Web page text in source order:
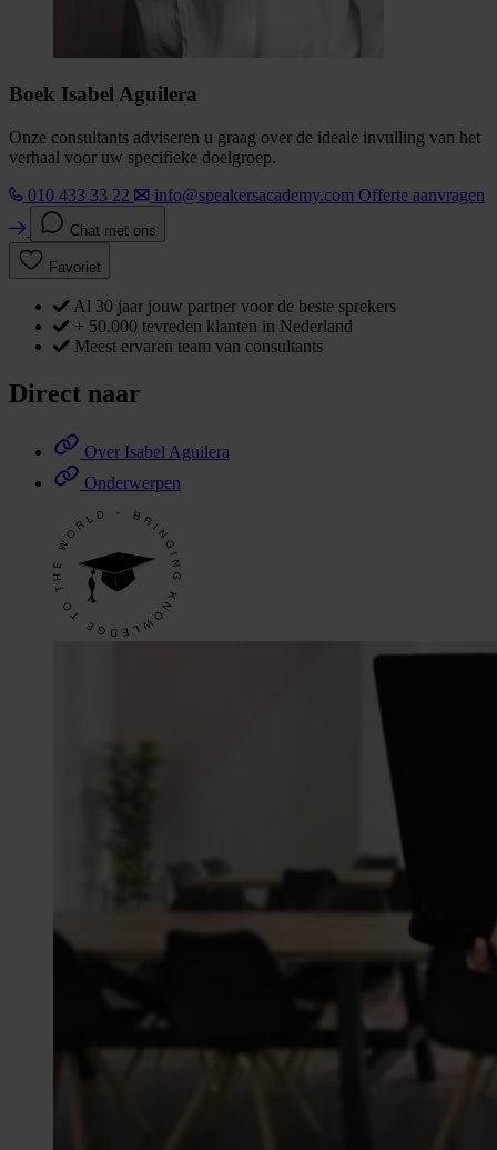
Boek Isabel Aguilera
Onze consultants adviseren u graag over de ideale invulling van het
verhaal voor uw specifieke doelgroep.
010 433 33 22
info@speakersacademy.com Offerte aanvragen
Chat met ons
Favoriet
Al 30 jaar jouw partner voor de beste sprekers
+ 50.000 tevreden klanten in Nederland
Meest ervaren team van consultants
Direct naar
Over Isabel Aguilera
Onderwerpen